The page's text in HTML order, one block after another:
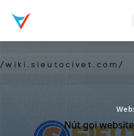
qua
nội
Nút gọi